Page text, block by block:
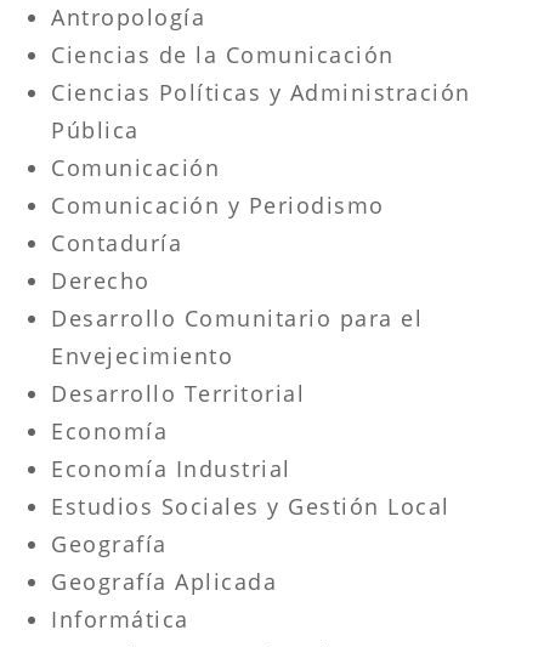
Antropología
Ciencias de la Comunicación
Ciencias Políticas y Administración
Pública
Comunicación
Comunicación y Periodismo
Contaduría
Derecho
Desarrollo Comunitario para el
Envejecimiento
Desarrollo Territorial
Economía
Economía Industrial
Estudios Sociales y Gestión Local
Geografía
Geografía Aplicada
Informática